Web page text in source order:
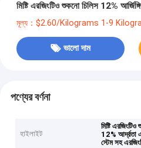
মিষ্টি এরজিংটিও শুকনো চিলিস 12%
মূল্য：$2.60/Kilograms 1-9
ভালো দাম
পণ্যের বর্ণনা
হাইলাইট
মিষ্টি
12% আর্দ্রতা
স্টেম সহ